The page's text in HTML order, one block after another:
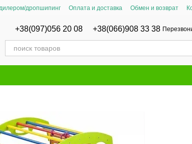
дропшипинг Оплата и доставка Обмен и возврат
+38(097)056 20 08 +38(066)908 33 38